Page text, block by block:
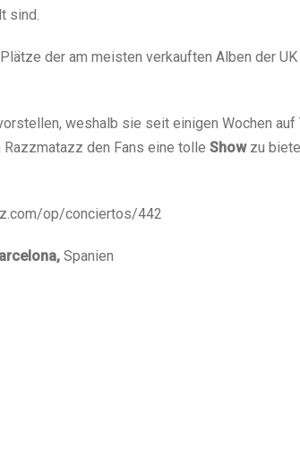
sind.
der am meisten verkauften Alben der
weshalb sie seit einigen Wochen auf
Razzmatazz den Fans eine tolle Showzu
op/conciertos/442
Spanien